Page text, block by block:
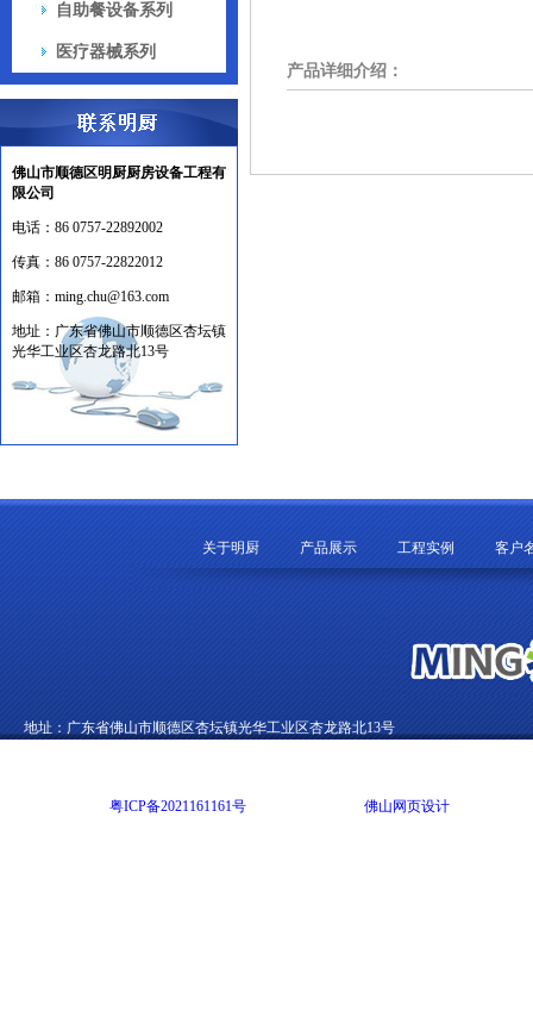
自助餐设备系列
医疗器械系列
佛山市顺德区明厨厨房设备工程有
限公司
电话： 86 0757-22892002
传真： 86 0757-22822012
邮箱： ming.chu@163.com
地址： 广东省佛山市顺德区杏坛镇
光华工业区杏龙路北13号
产品详细介绍：
关于明厨 产品展示 工程实例 客户
地址：广东省佛山市顺德区杏坛镇光华工业区杏龙路北13号
粤ICP备2021161161号 佛山网页设计